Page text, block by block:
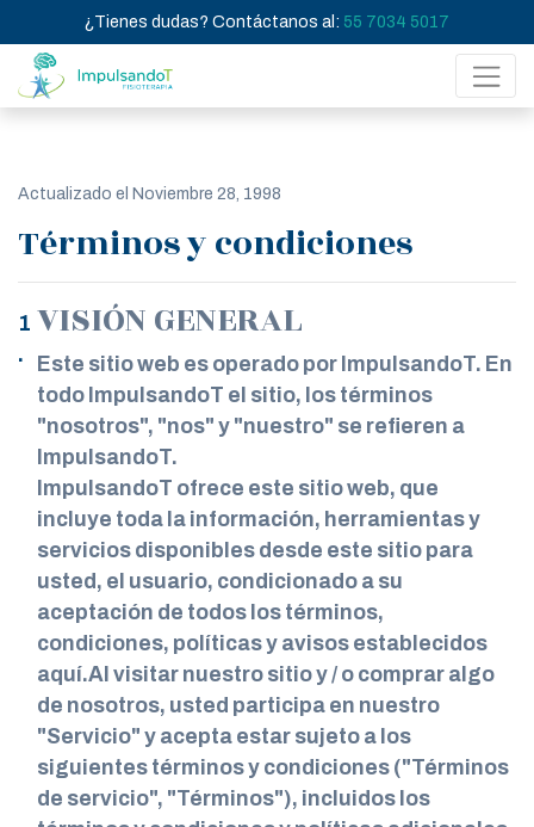
¿Tienes dudas? Contáctanos al: 55 7034 5017
Actualizado el Noviembre 28, 1998
Términos y condiciones
VISIÓN GENERAL
Este sitio web es operado por ImpulsandoT. En
todo ImpulsandoT el sitio, los términos
"nosotros", "nos" y "nuestro" se refieren a
ImpulsandoT.
ImpulsandoT ofrece este sitio web, que
incluye toda la información, herramientas y
servicios disponibles desde este sitio para
usted, el usuario, condicionado a su
aceptación de todos los términos,
condiciones, políticas y avisos establecidos
aquí.Al visitar nuestro sitio y / o comprar algo
de nosotros, usted participa en nuestro
"Servicio" y acepta estar sujeto a los
siguientes términos y condiciones ("Términos
de servicio", "Términos"), incluidos los